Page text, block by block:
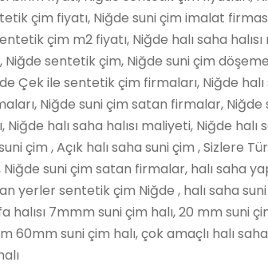
çim fiyatı, Niğde suni çim imalat
çim m2 fiyatı, Niğde halı saha halısı
Niğde sentetik çim, Niğde suni çim
Çek ile sentetik çim firmaları, Niğde halı
Niğde suni çim satan firmalar, Niğde
halı saha halısı maliyeti, Niğde halı
çim , Açık halı saha suni çim , Sizlere
suni çim satan firmalar, halı saha
yerler sentetik çim Niğde , halı saha
7mmm suni çim halı, 20 mm suni
suni çim halı, çok amaçlı halı saha